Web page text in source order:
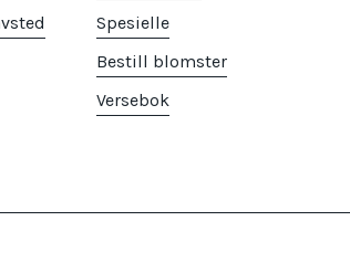
Spesielle
Bestill blomster
Versebok